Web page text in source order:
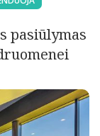
pasiūlymas